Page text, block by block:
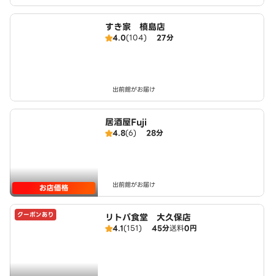
すき家 槙島店
4.0(104) 27分
出前館がお届け
お店価格
居酒屋Fuji
4.8(6) 28分
出前館がお届け
クーポンあり リトパ食堂 大久保店
4.1(151) 45分送料0円